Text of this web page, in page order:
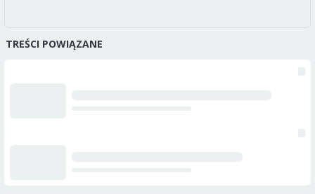
TREŚCI POWIĄZANE